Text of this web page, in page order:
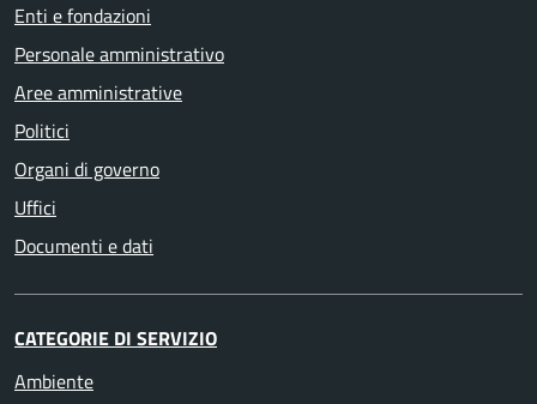
Enti e fondazioni
Personale amministrativo
Aree amministrative
Politici
Organi di governo
Uffici
Documenti e dati
CATEGORIE DI SERVIZIO
Ambiente